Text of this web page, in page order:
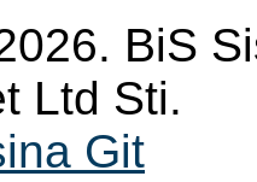
BiS
Ltd Sti.
Git